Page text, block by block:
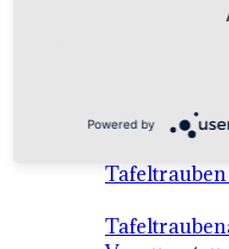
Powered by